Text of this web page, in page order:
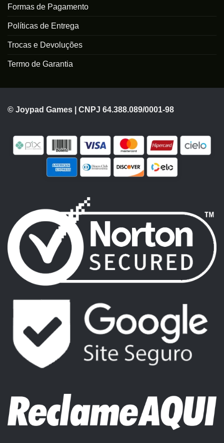
Formas de Pagamento
Políticas de Entrega
Trocas e Devoluções
Termo de Garantia
© Joypad Games | CNPJ 64.388.089/0001-98